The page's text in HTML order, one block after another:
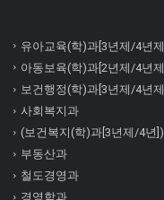
유아교육(학)과[3년제/4년제]
아동보육(학)과[2년제/4년제]
보건행정(학)과[3년제/4년제]
사회복지과
(보건복지(학)과[3년제/4년])
부동산과
철도경영과
경영학과